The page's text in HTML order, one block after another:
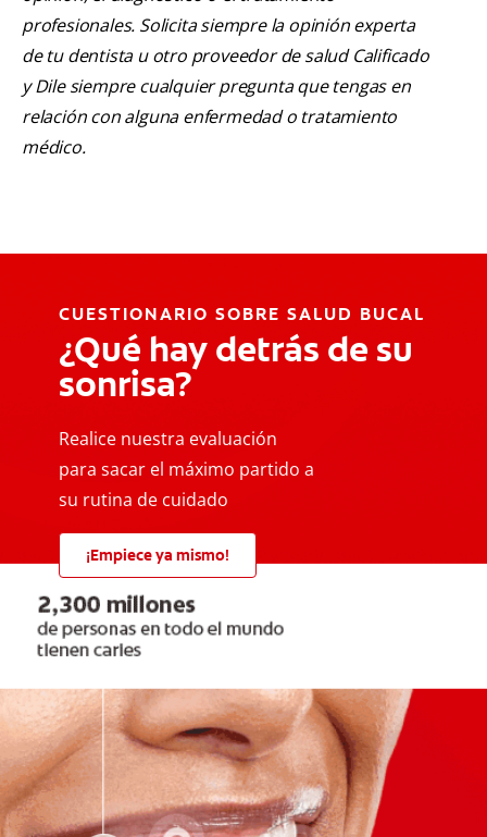
profesionales. Solicita siempre la opinión experta
de tu dentista u otro proveedor de salud Calificado
y Dile siempre cualquier pregunta que tengas en
relación con alguna enfermedad o tratamiento
médico.
CUESTIONARIO SOBRE SALUD BUCAL
¿Qué hay detrás de su
sonrisa?
Realice nuestra evaluación
para sacar el máximo partido a
su rutina de cuidado
¡Empiece ya mismo!